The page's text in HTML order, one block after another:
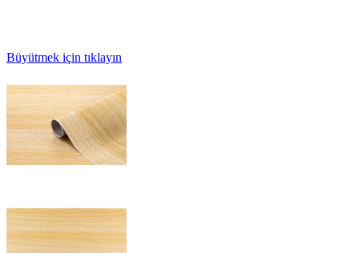
Büyütmek için tıklayın